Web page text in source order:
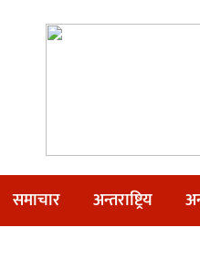
समाचार अन्तराष्ट्रिय